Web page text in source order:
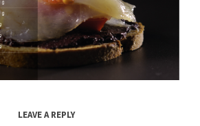
LEAVE A REPLY